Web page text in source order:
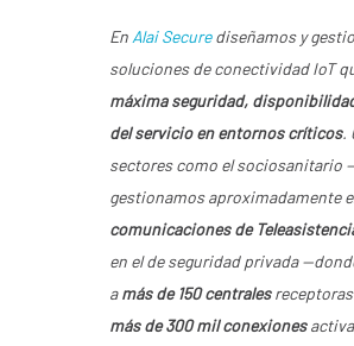
En Alai Securediseñamos y
soluciones de conectividad IoT
máxima seguridad,
del servicio en entornos críticos.
sectores como el sociosanitario
gestionamos aproximadamente
comunicaciones de
en el de seguridad privada
amás de 150 centralesreceptoras
más de 300 mil conexiones